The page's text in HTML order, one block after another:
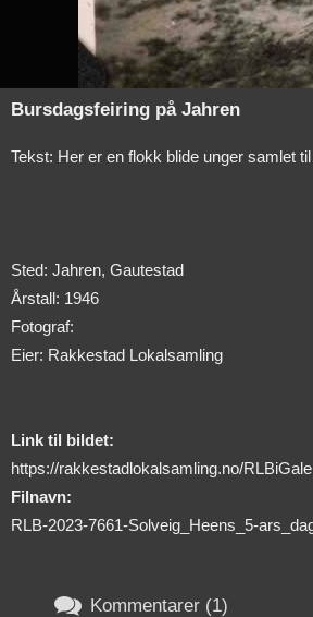
Bursdagsfeiring på Jahren
Tekst: Her er en flokk blide unger samlet
Sted: Jahren, Gautestad
Årstall: 1946
Fotograf:
Eier: Rakkestad Lokalsamling
Link til bildet:
https://rakkestadlokalsamling.no/
Filnavn:
RLB-2023-7661-Solveig_Heens_5-
 Kommentarer (1)